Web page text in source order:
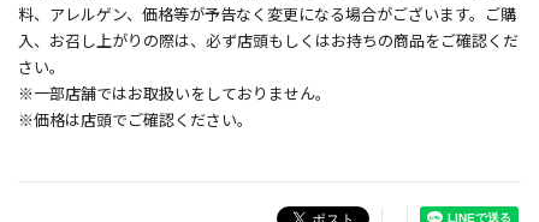
料、アレルゲン、価格等が予告なく変更になる場合がございます。ご購
入、お召し上がりの際は、必ず店頭もしくはお持ちの商品をご確認くだ
さい。
※一部店舗ではお取扱いをしておりません。
※価格は店頭でご確認ください。